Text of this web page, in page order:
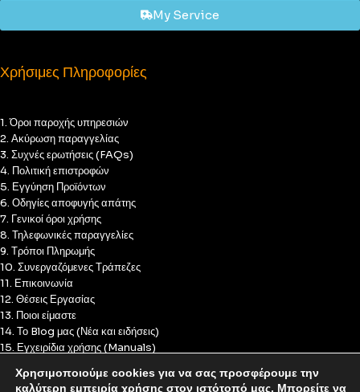
My Service
Χρήσιμες Πληροφορίες
1. Όροι παροχής υπηρεσιών
2. Ακύρωση παραγγελίας
3. Συχνές ερωτήσεις (FAQs)
4. Πολιτική επιστροφών
5. Εγγύηση Προϊόντων
6. Οδηγίες αποφυγής απάτης
7. Γενικοί όροι χρήσης
8. Τηλεφωνικές παραγγελίες
9. Τρόποι Πληρωμής
10. Συνεργαζόμενες Τράπεζες
11. Επικοινωνία
12. Θέσεις Εργασίας
13. Ποιοι είμαστε
14. Το Blog μας (Νέα και ειδήσεις)
15. Εγχειρίδια χρήσης (Manuals)
17. Πολιτική Cookies
Χρησιμοποιούμε cookies για να σας προσφέρουμε την
καλύτερη εμπειρία χρήσης στον ιστότοπό μας. Μπορείτε να